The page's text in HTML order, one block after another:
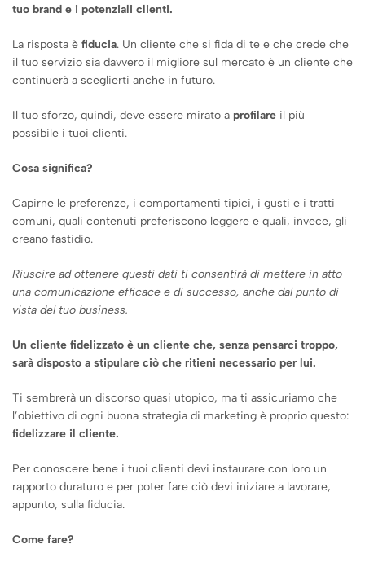
tuo brand e i potenziali clienti.
La risposta è fiducia. Un cliente che si fida di te e che crede che
il tuo servizio sia davvero il migliore sul mercato è un cliente che
continuerà a sceglierti anche in futuro.
Il tuo sforzo, quindi, deve essere mirato a profilare il più
possibile i tuoi clienti.
Cosa significa?
Capirne le preferenze, i comportamenti tipici, i gusti e i tratti
comuni, quali contenuti preferiscono leggere e quali, invece, gli
creano fastidio.
Riuscire ad ottenere questi dati ti consentirà di mettere in atto
una comunicazione efficace e di successo, anche dal punto di
vista del tuo business.
Un cliente fidelizzato è un cliente che, senza pensarci troppo,
sarà disposto a stipulare ciò che ritieni necessario per lui.
Ti sembrerà un discorso quasi utopico, ma ti assicuriamo che
l’obiettivo di ogni buona strategia di marketing è proprio questo:
fidelizzare il cliente.
Per conoscere bene i tuoi clienti devi instaurare con loro un
rapporto duraturo e per poter fare ciò devi iniziare a lavorare,
appunto, sulla fiducia.
Come fare?